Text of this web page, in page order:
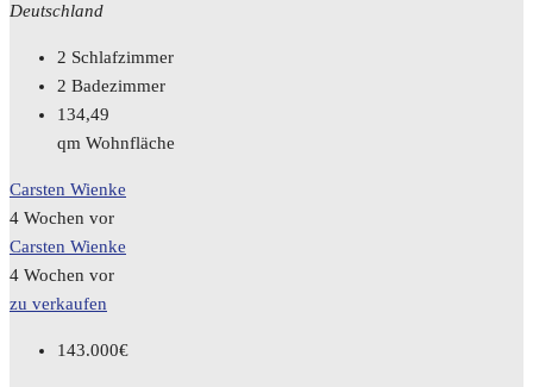
Deutschland
2 Schlafzimmer
2 Badezimmer
134,49
qm Wohnfläche
Carsten Wienke
4 Wochen vor
Carsten Wienke
4 Wochen vor
zu verkaufen
143.000€